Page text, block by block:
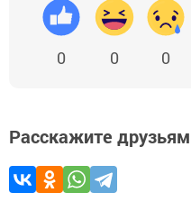
0 0 0
Расскажите друзьям